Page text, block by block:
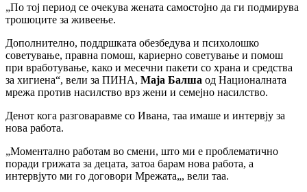
„По тој период се очекува жената самостојно да ги подмирува
трошоците за живеење.
Дополнително, поддршката обезбедува и психолошко
советување, правна помош, кариерно советување и помош
при вработување, како и месечни пакети со храна и средства
за хигиена“, вели за ПИНА, Маја Балша од Националната
мрежа против насилство врз жени и семејно насилство.
Денот кога разговаравме со Ивана, таа имаше и интервју за
нова работа.
„Моментално работам во смени, што ми е проблематично
поради грижата за децата, затоа барам нова работа, а
интервјуто ми го договори Мрежата„, вели таа.